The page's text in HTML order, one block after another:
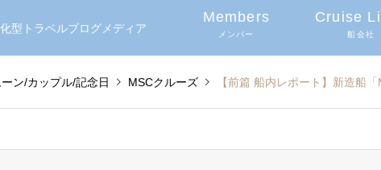
型トラベルブログメディア
Members
メンバー
Cruise
船会社
ン/カップル/記念日 MSCクルーズ 【前篇 船内レポート】新造船